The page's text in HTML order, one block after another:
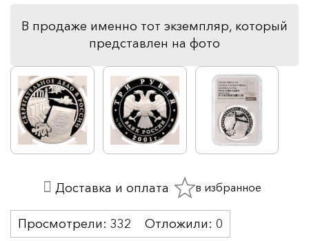
В продаже именно тот экземпляр, который
представлен на фото
Просмотрели: 332 Отложили: 0
Доставка и оплата в избранное